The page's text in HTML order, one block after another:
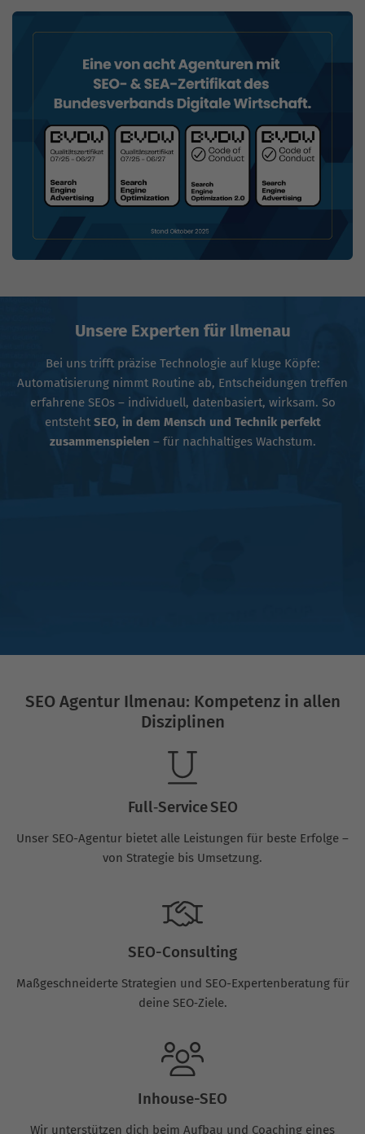
Unsere Experten für Ilmenau
Bei uns trifft präzise Technologie auf kluge Köpfe:
Automatisierung nimmt Routine ab, Entscheidungen treffen
erfahrene SEOs – individuell, datenbasiert, wirksam. So
entsteht SEO, in dem Mensch und Technik perfekt
zusammenspielen – für nachhaltiges Wachstum.
SEO Agentur Ilmenau: Kompetenz in allen
Disziplinen
Full‑Service SEO
Unser SEO-Agentur bietet alle Leistungen für beste Erfolge –
von Strategie bis Umsetzung.
SEO-Consulting
Maßgeschneiderte Strategien und SEO-Expertenberatung für
deine SEO‑Ziele.
Inhouse-SEO
Wir unterstützen dich beim Aufbau und Coaching eines